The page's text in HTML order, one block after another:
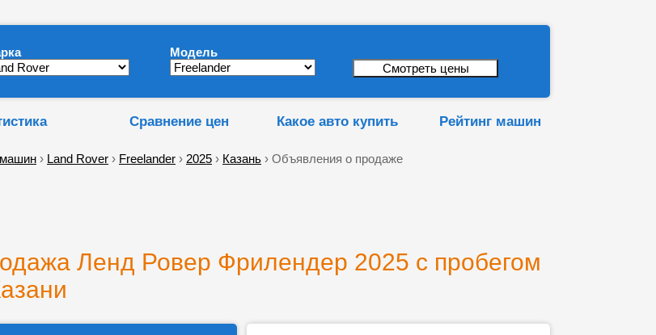
Модель
Сравнение цен Какое авто купить Рейтинг машин
› Land Rover › Freelander › 2025 › Казань › Объявления о продаже
Ленд Ровер Фрилендер 2025 с пробегом